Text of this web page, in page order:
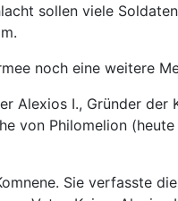
sollen viele
noch eine weitere
Alexios I., Gründer
von Philomelion
Sie verfasste